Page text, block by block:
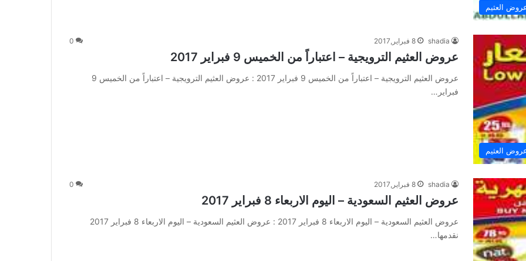
العثيم
العثيم
shadia 8 فبراير,2017 0
عروض العثيم الترويجية – اعتباراً من الخميس 9 فبراير 2017
عروض العثيم الترويجية – اعتباراً من الخميس 9 فبراير 2017 : عروض العثيم الترويجية – اعتباراً من الخميس 9
فبراير…
shadia 8 فبراير,2017 0
عروض العثيم السعودية – اليوم الاربعاء 8 فبراير 2017
عروض العثيم السعودية – اليوم الاربعاء 8 فبراير 2017 : عروض العثيم السعودية – اليوم الاربعاء 8 فبراير 2017
نقدمها…